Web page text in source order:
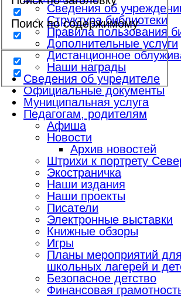
Поиск по содержимому
Сведения об
Структура библиотеки
Правила пользования
Дополнительные услуги
Дистанционное
Наши награды
Сведения об учредителе
Официальные документы
Муниципальная услуга
Педагогам, родителям
Афиша
Новости
Архив новостей
Штрихи к портрету
Экостраничка
Наши издания
Наши проекты
Писатели
Электронные выставки
Книжные обзоры
Игры
Планы мероприятий
школьных лагерей и
Безопасное детство
Финансовая